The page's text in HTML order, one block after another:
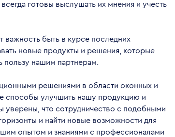
готовы выслушать их мнения и учесть
важность быть в курсе последних
новые продукты и решения, которые
пользу нашим партнерам.
решениями в области оконных и
способы улучшить нашу продукцию и
уверены, что сотрудничество с подобными
и найти новые возможности для
опытом и знаниями с профессионалами